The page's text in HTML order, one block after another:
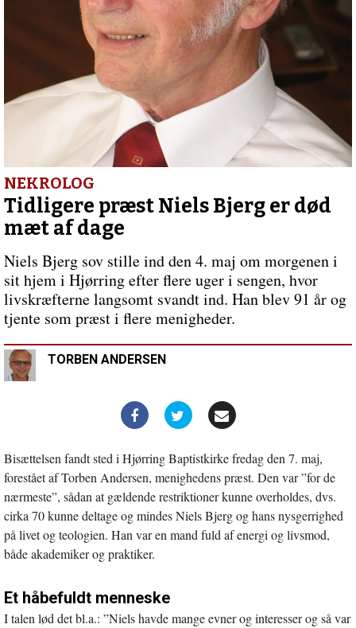
NEKROLOG
Tidligere præst Niels Bjerg er død
mæt af dage
Niels Bjerg sov stille ind den 4. maj om morgenen i
sit hjem i Hjørring efter flere uger i sengen, hvor
livskræfterne langsomt svandt ind. Han blev 91 år og
tjente som præst i flere menigheder.
TORBEN ANDERSEN
Bisættelsen fandt sted i Hjørring Baptistkirke fredag den 7. maj,
forestået af Torben Andersen, menighedens præst. Den var ”for de
nærmeste”, sådan at gældende restriktioner kunne overholdes, dvs.
cirka 70 kunne deltage og mindes Niels Bjerg og hans nysgerrighed
på livet og teologien. Han var en mand fuld af energi og livsmod,
både akademiker og praktiker.
Et håbefuldt menneske
I talen lød det bl.a.: ”Niels havde mange evner og interesser og så var